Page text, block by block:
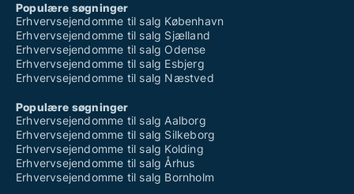
Populære søgninger
Erhvervsejendomme til salg København
Erhvervsejendomme til salg Sjælland
Erhvervsejendomme til salg Odense
Erhvervsejendomme til salg Esbjerg
Erhvervsejendomme til salg Næstved
Populære søgninger
Erhvervsejendomme til salg Aalborg
Erhvervsejendomme til salg Silkeborg
Erhvervsejendomme til salg Kolding
Erhvervsejendomme til salg Århus
Erhvervsejendomme til salg Bornholm